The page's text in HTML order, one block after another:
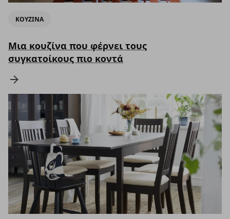
ΚΟΥΖΙΝΑ
Μια κουζίνα που φέρνει τους
συγκατοίκους πιο κοντά